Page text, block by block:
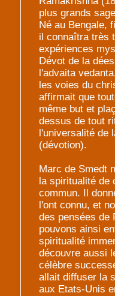
plus grands
Né au Bengale,
il connaîtra très
expériences
Dévot de la
l'advaita
les voies du
affirmait que
même but et
dessus de tout
l'universalité de
(dévotion).
Marc de Smedt
la spiritualité de
commun. Il
l'ont connu, et
des pensées de
pouvons ainsi
spiritualité
découvre aussi
célèbre
allait diffuser la
aux Etats-Unis